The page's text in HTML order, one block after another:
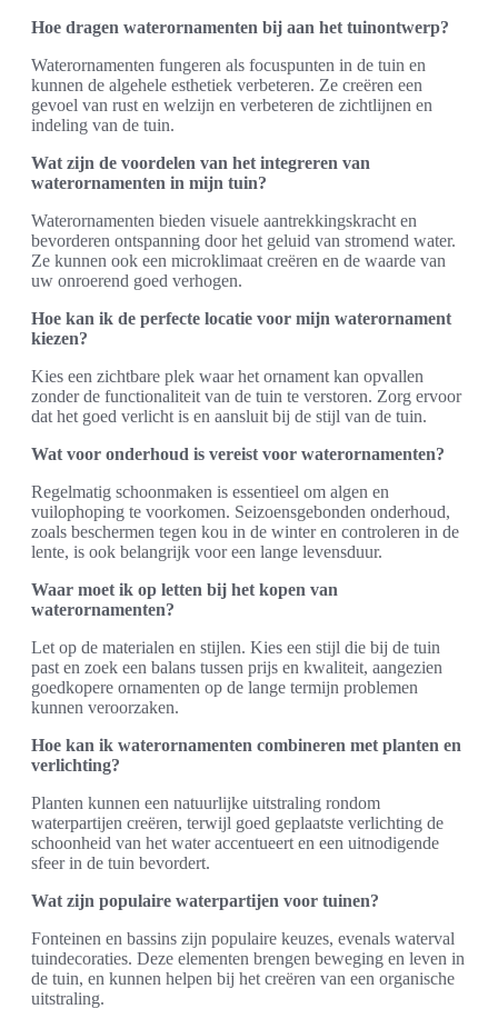
Hoe dragen waterornamenten bij aan het tuinontwerp?
Waterornamenten fungeren als focuspunten in de tuin en
kunnen de algehele esthetiek verbeteren. Ze creëren een
gevoel van rust en welzijn en verbeteren de zichtlijnen en
indeling van de tuin.
Wat zijn de voordelen van het integreren van
waterornamenten in mijn tuin?
Waterornamenten bieden visuele aantrekkingskracht en
bevorderen ontspanning door het geluid van stromend water.
Ze kunnen ook een microklimaat creëren en de waarde van
uw onroerend goed verhogen.
Hoe kan ik de perfecte locatie voor mijn waterornament
kiezen?
Kies een zichtbare plek waar het ornament kan opvallen
zonder de functionaliteit van de tuin te verstoren. Zorg ervoor
dat het goed verlicht is en aansluit bij de stijl van de tuin.
Wat voor onderhoud is vereist voor waterornamenten?
Regelmatig schoonmaken is essentieel om algen en
vuilophoping te voorkomen. Seizoensgebonden onderhoud,
zoals beschermen tegen kou in de winter en controleren in de
lente, is ook belangrijk voor een lange levensduur.
Waar moet ik op letten bij het kopen van
waterornamenten?
Let op de materialen en stijlen. Kies een stijl die bij de tuin
past en zoek een balans tussen prijs en kwaliteit, aangezien
goedkopere ornamenten op de lange termijn problemen
kunnen veroorzaken.
Hoe kan ik waterornamenten combineren met planten en
verlichting?
Planten kunnen een natuurlijke uitstraling rondom
waterpartijen creëren, terwijl goed geplaatste verlichting de
schoonheid van het water accentueert en een uitnodigende
sfeer in de tuin bevordert.
Wat zijn populaire waterpartijen voor tuinen?
Fonteinen en bassins zijn populaire keuzes, evenals waterval
tuindecoraties. Deze elementen brengen beweging en leven in
de tuin, en kunnen helpen bij het creëren van een organische
uitstraling.